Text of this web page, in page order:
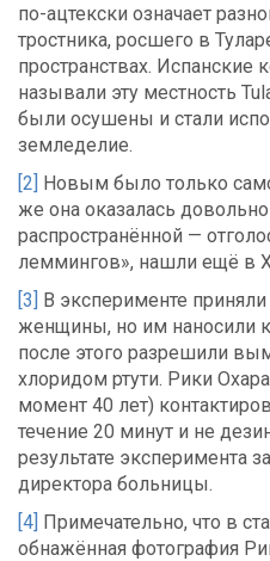
по-ацтекски означает
тростника, росшего в
пространствах. Испанские
называли эту местность
были осушены и стали
земледелие.
[2] Новым было только
же она оказалась
распространённой —
леммингов», нашли ещё в
[3] В эксперименте
женщины, но им наносили
после этого разрешили
хлоридом ртути. Рики
момент 40 лет)
течение 20 минут и не
результате эксперимента
директора больницы.
[4] Примечательно, что в
обнажённая фотография